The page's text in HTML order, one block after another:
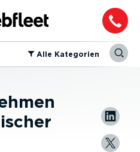
⁠Alle Kategorien